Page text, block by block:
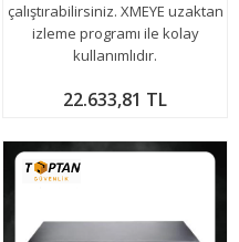
çalıştırabilirsiniz. XMEYE uzaktan
izleme programı ile kolay
kullanımlıdır.
22.633,81 TL